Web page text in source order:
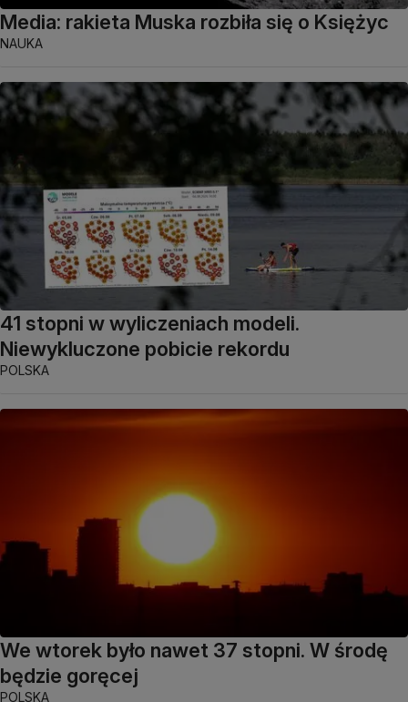
Media: rakieta Muska rozbiła się o Księżyc
NAUKA
41 stopni w wyliczeniach modeli.
Niewykluczone pobicie rekordu
POLSKA
We wtorek było nawet 37 stopni. W środę
będzie goręcej
POLSKA